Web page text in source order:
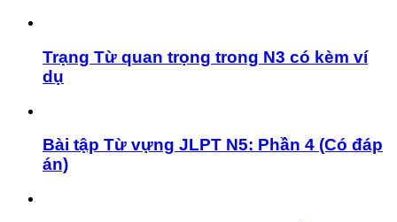
Trạng Từ quan trọng trong N3 có kèm ví
dụ
Bài tập Từ vựng JLPT N5: Phần 4 (Có đáp
án)